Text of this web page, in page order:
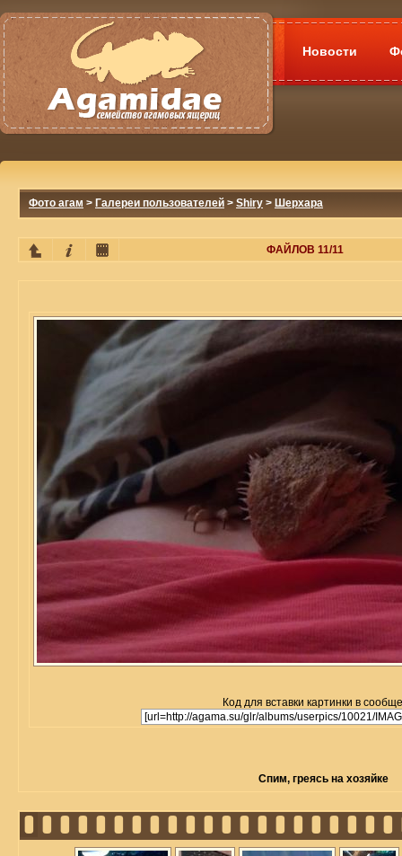
Новости
Фото агам > Галереи пользователей > Shiry > Шерхара
ФАЙЛОВ 11/11
Код для вставки картинки в
Спим, греясь на хозяйке